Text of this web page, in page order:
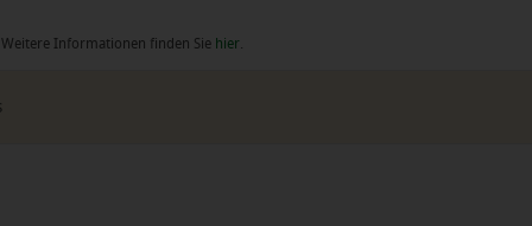
Informationen finden Sie hier.